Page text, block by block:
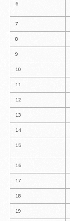
6
7
8
9
10
11
12
13
14
15
16
17
18
19